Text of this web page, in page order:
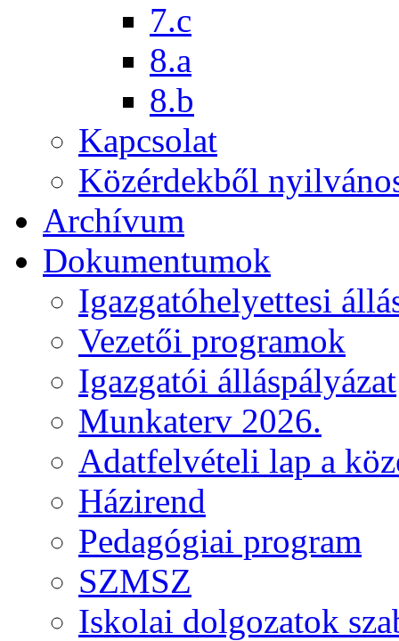
7.c
8.a
8.b
Kapcsolat
Közérdekből
Archívum
Dokumentumok
Igazgatóhelyettesi
Vezetői programok
Igazgatói álláspályázat
Munkaterv 2026.
Adatfelvételi lap a
Házirend
Pedagógiai program
SZMSZ
Iskolai dolgozatok